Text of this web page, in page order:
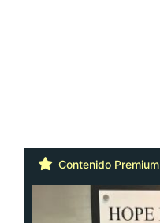
Contenido Premium